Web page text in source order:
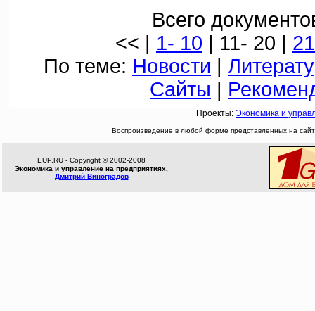
Всего
<< | 1- 10 | 11- 20 |
По теме: Новости |
Сайты |
Проекты: Экономика и
Воспроизведение в любой форме представленных на
EUP.RU - Copyright © 2002-2008
Экономика и управление на предприятиях,
Дмитрий Виноградов